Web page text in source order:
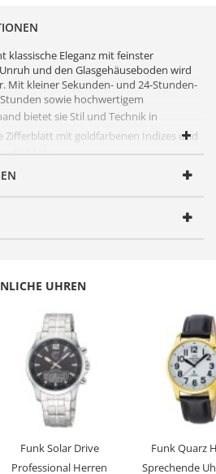
klassische Eleganz mit feinster
und den Glasgehäuseboden wird
Mit kleiner Sekunden- und 24-Stunden-
sowie hochwertigem
bietet sie Stil und Technik in
Zifferblatt mit goldfarbenen Indizes und
ab.
Drive
+40 Sekunden/Tag
Stunden-Anzeiger, Kleine Sekunde
UHREN
Funk Solar Drive
Professional Herren
Funk Quarz
Sprechende